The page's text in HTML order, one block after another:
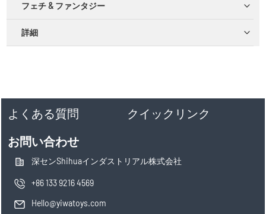
フェチ & ファンタジー
詳細
よくある質問
クイックリンク
お問い合わせ
深センShihuaインダストリアル株式会社
+86 133 9216 4569
Hello@yiwatoys.com